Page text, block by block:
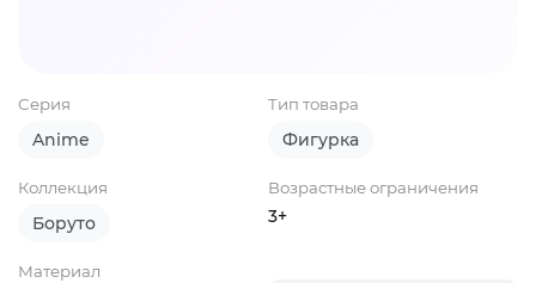
Серия
Anime
Тип товара
Фигурка
Коллекция
Боруто
Возрастные ограничения
3+
Материал